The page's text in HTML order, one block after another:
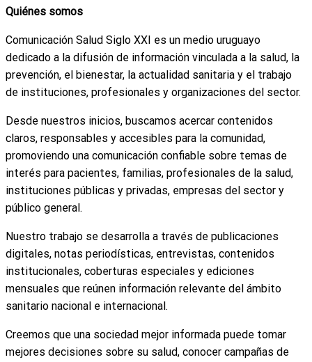
Quiénes somos
Comunicación Salud Siglo XXI es un medio uruguayo
dedicado a la difusión de información vinculada a la salud, la
prevención, el bienestar, la actualidad sanitaria y el trabajo
de instituciones, profesionales y organizaciones del sector.
Desde nuestros inicios, buscamos acercar contenidos
claros, responsables y accesibles para la comunidad,
promoviendo una comunicación confiable sobre temas de
interés para pacientes, familias, profesionales de la salud,
instituciones públicas y privadas, empresas del sector y
público general.
Nuestro trabajo se desarrolla a través de publicaciones
digitales, notas periodísticas, entrevistas, contenidos
institucionales, coberturas especiales y ediciones
mensuales que reúnen información relevante del ámbito
sanitario nacional e internacional.
Creemos que una sociedad mejor informada puede tomar
mejores decisiones sobre su salud, conocer campañas de